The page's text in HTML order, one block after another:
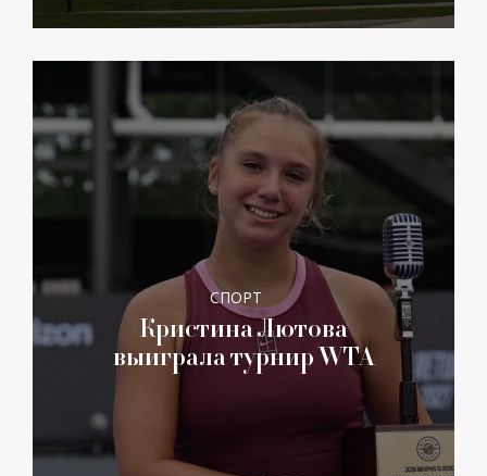
СПОРТ
Кристина Лютова
выиграла турнир WTA